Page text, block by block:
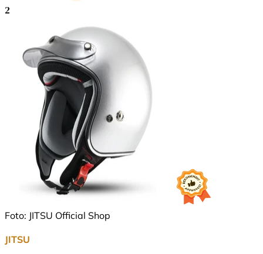
2
Foto: JITSU Official Shop
JITSU